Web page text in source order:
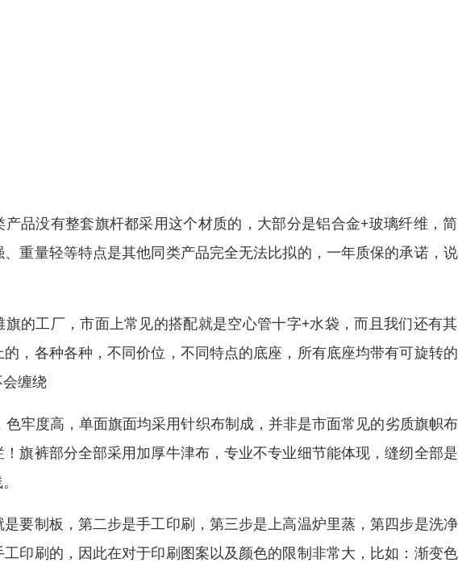
品没有整套旗杆都采用这个材质的，大部分是铝合金+玻璃纤维，
重量轻等特点是其他同类产品完全无法比拟的，一年质保的承诺，
的工厂，市面上常见的搭配就是空心管十字+水袋，而且我们还有
，各种各种，不同价位，不同特点的底座，所有底座均带有可旋转
缠绕
牢度高，单面旗面均采用针织布制成，并非是市面常见的劣质旗帜
旗裤部分全部采用加厚牛津布，专业不专业细节能体现，缝纫全部
要制板，第二步是手工印刷，第三步是上高温炉里蒸，第四步是洗
印刷的，因此在对于印刷图案以及颜色的限制非常大，比如：渐变